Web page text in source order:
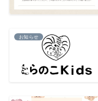
お知らせ